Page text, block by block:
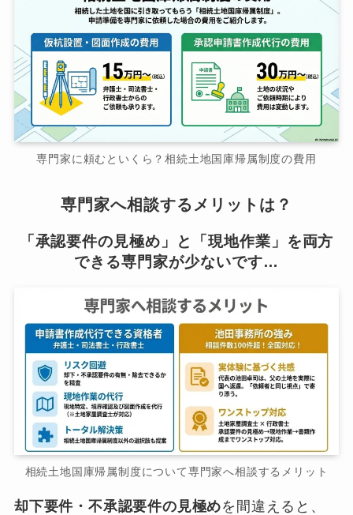
専門家に頼むといくら？相続土地国庫帰属制度の費用
専門家へ相談するメリットは？
「承認要件の見極め」と「現地作業」を両方
できる専門家が少ないです…
相続土地国庫帰属制度について専門家へ相談するメリット
却下要件・不承認要件の見極めを間違えると、